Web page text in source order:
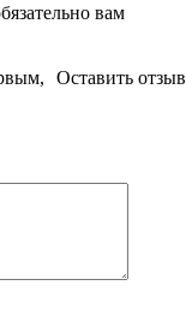
вам
Оставить отзыв